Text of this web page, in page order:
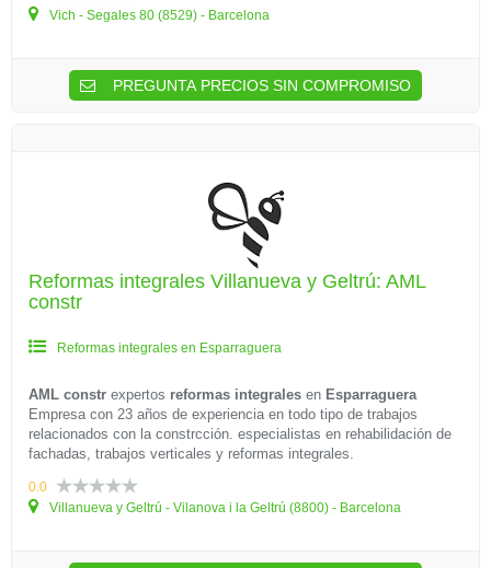
Vich - Segales 80 (8529) - Barcelona
PREGUNTA PRECIOS SIN COMPROMISO
Reformas integrales Villanueva y Geltrú: AML
constr
Reformas integrales en Esparraguera
AML constr expertos reformas integrales en Esparraguera
Empresa con 23 años de experiencia en todo tipo de trabajos
relacionados con la constrcción. especialistas en rehabilidación de
fachadas, trabajos verticales y reformas integrales.
0.0
Villanueva y Geltrú - Vilanova i la Geltrú (8800) - Barcelona